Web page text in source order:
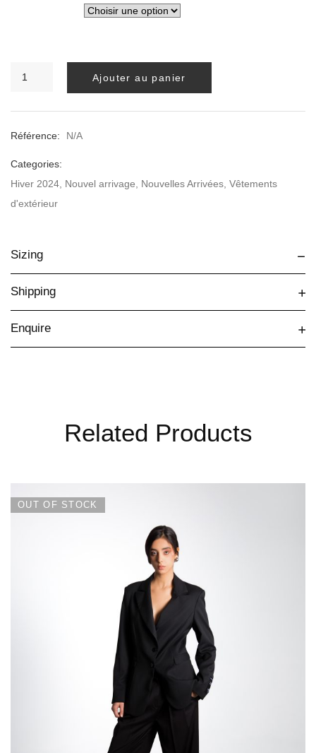
POSIDONIA
Ajouter au panier
Référence: N/A
Categories:
Hiver 2024 Nouvel arrivage Nouvelles Arrivées Vêtements
d'extérieur
Sizing
Shipping
Enquire
Related Products
OUT OF STOCK